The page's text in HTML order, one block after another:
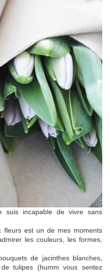
incapable de vivre sans
fleurs est un de mes moments
les couleurs, les formes,
de jacinthes blanches,
tulipes (humm vous sentez